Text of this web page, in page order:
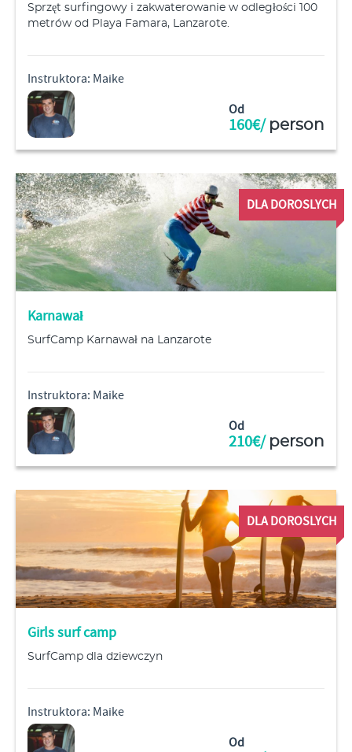
Sprzęt surfingowy i zakwaterowanie w odległości 100
metrów od Playa Famara, Lanzarote.
Instruktora: Maike
Od
160€/ person
Karnawał
SurfCamp Karnawał na Lanzarote
DLA DOROSLYCH
Instruktora: Maike
Od
210€/ person
Girls surf camp
SurfCamp dla dziewczyn
DLA DOROSLYCH
Instruktora: Maike
Od